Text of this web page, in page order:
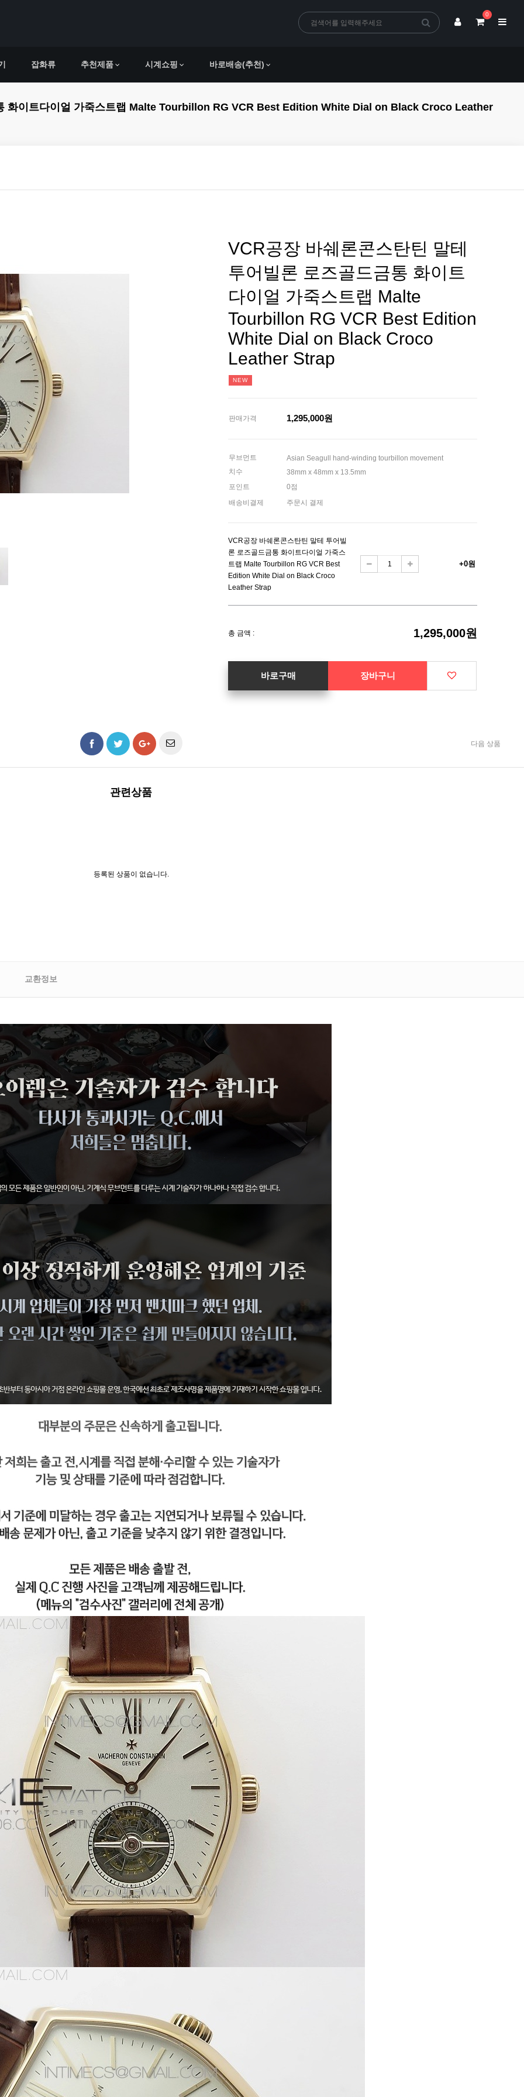
0
잡화류 추천제품 시계쇼핑 바로배송(추천)
화이트다이얼 가죽스트랩 Malte Tourbillon RG VCR Best Edition White Dial on Black Croco Leather
VCR공장 바쉐론콘스탄틴 말테
투어빌론 로즈골드금통 화이트
다이얼 가죽스트랩 Malte
Tourbillon RG VCR Best Edition
White Dial on Black Croco
Leather Strap
NEW
판매가격 1,295,000원
무브먼트
Asian Seagull hand-winding tourbillon movement
치수
38mm x 48mm x 13.5mm
포인트
0점
배송비결제
주문시 결제
VCR공장 바쉐론콘스탄틴 말테 투어빌
론 로즈골드금통 화이트다이얼 가죽스
트랩 Malte Tourbillon RG VCR Best
Edition White Dial on Black Croco
Leather Strap
+0원
총 금액 : 1,295,000원
바로구매 장바구니
다음 상품
관련상품
등록된 상품이 없습니다.
교환정보